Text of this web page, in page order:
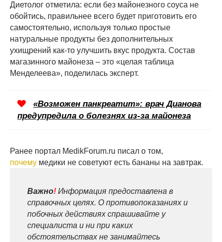
Диетолог отметила: если без майонезного соуса не
обойтись, правильнее всего будет приготовить его
самостоятельно, используя только простые
натуральные продукты без дополнительных
ухищрений как-то улучшить вкус продукта. Состав
магазинного майонеза – это «целая таблица
Менделеева», поделилась эксперт.
«Возможен панкреатит»: врач Дианова
предупредила о болезнях из-за майонеза
Ранее портал MedikForum.ru писал о том,
почему медики не советуют есть бананы на завтрак.
Важно! Информация предоставлена в
справочных целях. О противопоказаниях и
побочных действиях спрашивайте у
специалиста и ни при каких
обстоятельствах не занимайтесь